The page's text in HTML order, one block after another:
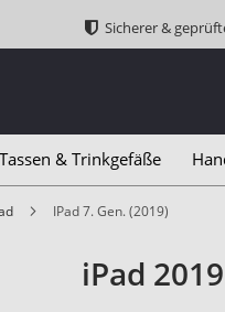
Sicherer &
Tassen & Trinkgefäße
iPad 7. Gen. (2019)
iPad